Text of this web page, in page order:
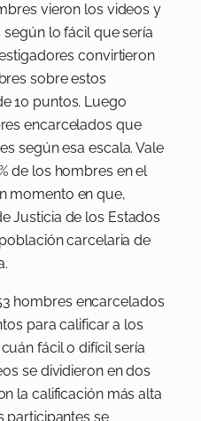
vieron los videos y
lo fácil que sería
convirtieron
sobre estos
10 puntos. Luego
encarcelados que
según esa escala. Vale
de los hombres en el
momento en que,
Justicia de los Estados
carcelaria de
hombres encarcelados
para calificar a los
fácil o difícil sería
se dividieron en dos
la calificación más alta
participantes se